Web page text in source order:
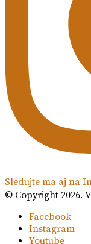
Sledujte ma aj na
© Copyright 2026.
Facebook
Instagram
Youtube